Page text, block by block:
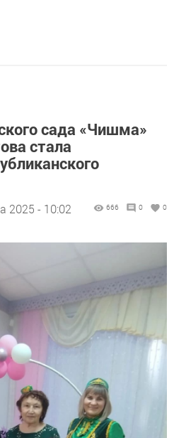
сада «Чишма»
стала
2025 - 10:02 666 0 0